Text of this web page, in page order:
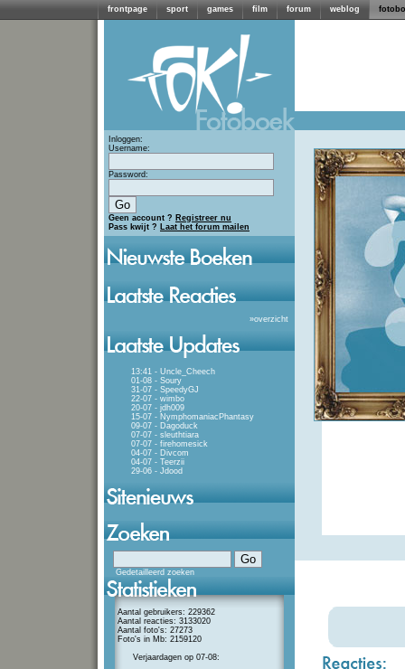
frontpage sport games film forum weblog
Inloggen:
Username:
Password:
Geen account ? Registreer nu
Pass kwijt ? Laat het forum mailen
»overzicht
13:41 - Uncle_Cheech
01-08 - Soury
31-07 - SpeedyGJ
22-07 - wimbo
20-07 - jdh009
15-07 - NymphomaniacPhantasy
09-07 - Dagoduck
07-07 - sleuthtiara
07-07 - firehomesick
04-07 - Divcom
04-07 - Teerzii
29-06 - Jdood
Gedetailleerd zoeken
Aantal gebruikers: 229362
Aantal reacties: 3133020
Aantal foto's: 27273
Foto's in Mb: 2159120
Verjaardagen op 07-08: